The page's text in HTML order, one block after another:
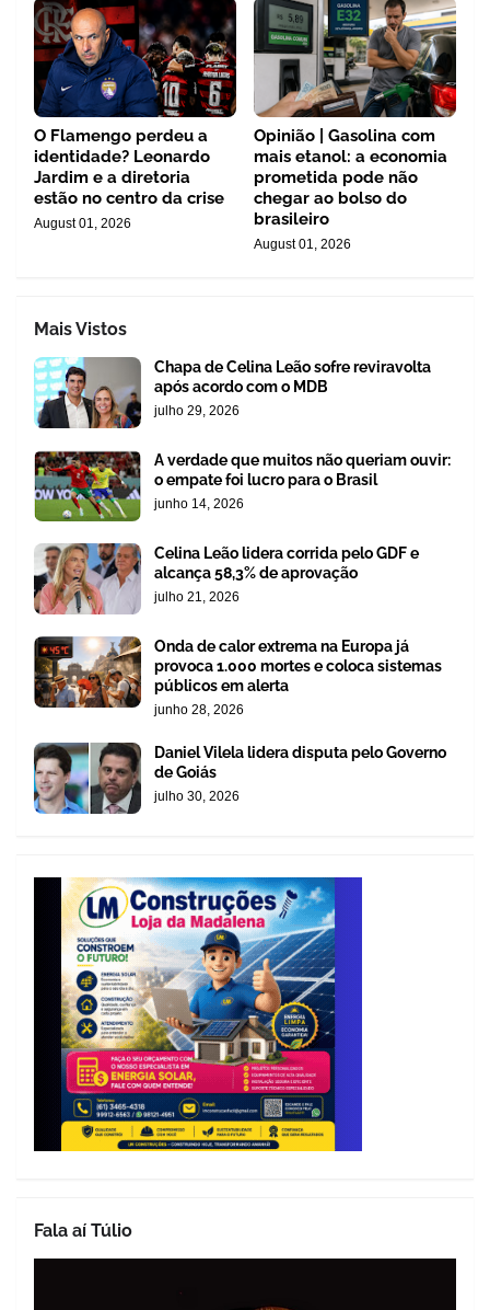
O Flamengo perdeu a
identidade? Leonardo
Jardim e a diretoria
estão no centro da crise
August 01, 2026
Opinião | Gasolina com
mais etanol: a economia
prometida pode não
chegar ao bolso do
brasileiro
August 01, 2026
Mais Vistos
Chapa de Celina Leão sofre reviravolta
após acordo com o MDB
julho 29, 2026
A verdade que muitos não queriam ouvir:
o empate foi lucro para o Brasil
junho 14, 2026
Celina Leão lidera corrida pelo GDF e
alcança 58,3% de aprovação
julho 21, 2026
Onda de calor extrema na Europa já
provoca 1.000 mortes e coloca sistemas
públicos em alerta
junho 28, 2026
Daniel Vilela lidera disputa pelo Governo
de Goiás
julho 30, 2026
Fala aí Túlio